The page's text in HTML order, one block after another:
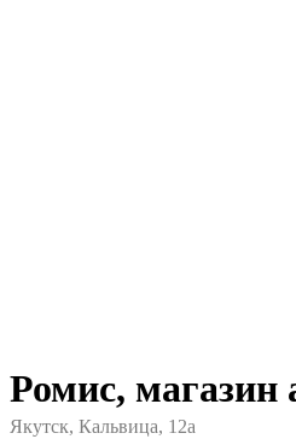
Ромис, магазин
Якутск, Кальвица, 12а